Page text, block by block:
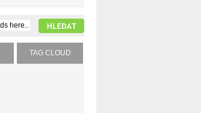
TAG CLOUD